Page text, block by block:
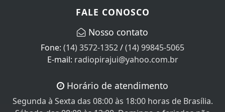
(14) 3572-1352/(14) 99845-5065
E-mail:radiopirajui@yahoo.com.br
Segunda à Sexta das 08:00 às 18:00 horas de Brasília.
Sábado das 08:00 às 12:00, Domingo e feriados não